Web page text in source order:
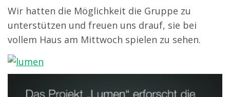
Wir hatten die Möglichkeit die Gruppe zu
unterstützen und freuen uns drauf, sie bei
vollem Haus am Mittwoch spielen zu sehen.